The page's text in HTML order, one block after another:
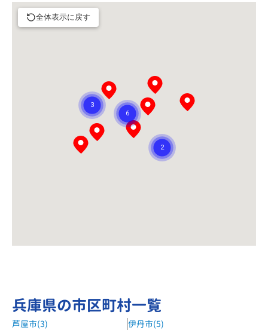
全体表示に戻す
兵庫県の市区町村一覧
芦屋市(3)
伊丹市(5)